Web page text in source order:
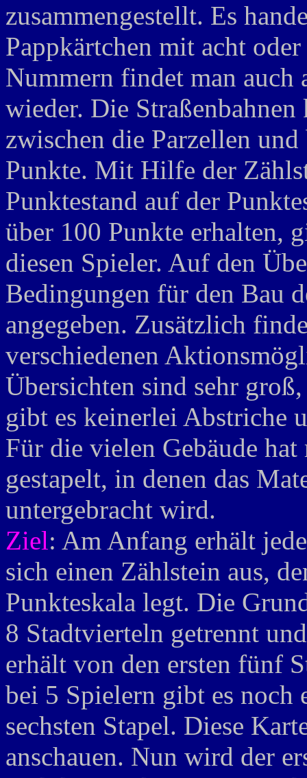
zusammengestellt. Es
Pappkärtchen mit acht
Nummern findet man auch
wieder. Die
zwischen die Parzellen
Punkte. Mit Hilfe der
Punktestand auf der
über 100 Punkte erhalten,
diesen Spieler. Auf den
Bedingungen für den Bau
angegeben. Zusätzlich
verschiedenen
Übersichten sind sehr
gibt es keinerlei Abstriche
Für die vielen Gebäude
gestapelt, in denen das
untergebracht wird.
Ziel: Am Anfang erhält
sich einen Zählstein aus,
Punkteskala legt. Die
8 Stadtvierteln getrennt
erhält von den ersten fünf
bei 5 Spielern gibt es noch
sechsten Stapel. Diese
anschauen. Nun wird der